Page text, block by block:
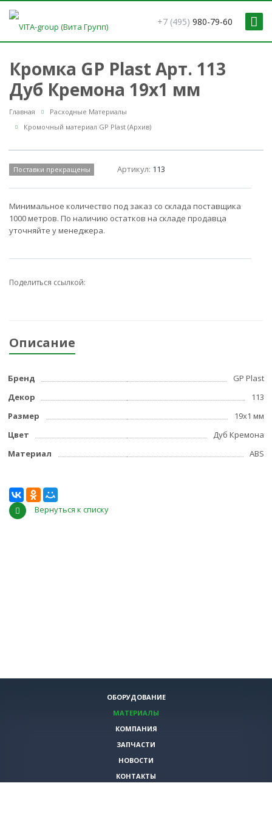
+7 (495) 980-79-60
Кромка GP Plast Арт. 113
Дуб Кремона 19x1 мм
Главная
Расходные Материалы
Кромочный материал GP Plast (Архив)
Поставки прекращены Артикул: 113
Минимальное количество под заказ со склада поставщика
1000 метров. По наличию остатков на складе продавца
уточняйте у менеджера.
Поделиться ссылкой:
Описание
Бренд
GP Plast
Декор
113
Размер
19x1 мм
Цвет
Дуб Кремона
Материал
ABS
Вернуться к списку
ОБОРУДОВАНИЕ
МАТЕРИАЛЫ
КОМПАНИЯ
ЗАПЧАСТИ
НОВОСТИ
КОНТАКТЫ